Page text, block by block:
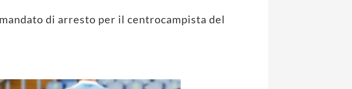
di arresto per il centrocampista del